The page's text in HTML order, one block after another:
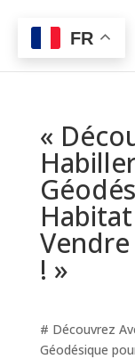
«
! »
# Découvrez
Géodésique
FR